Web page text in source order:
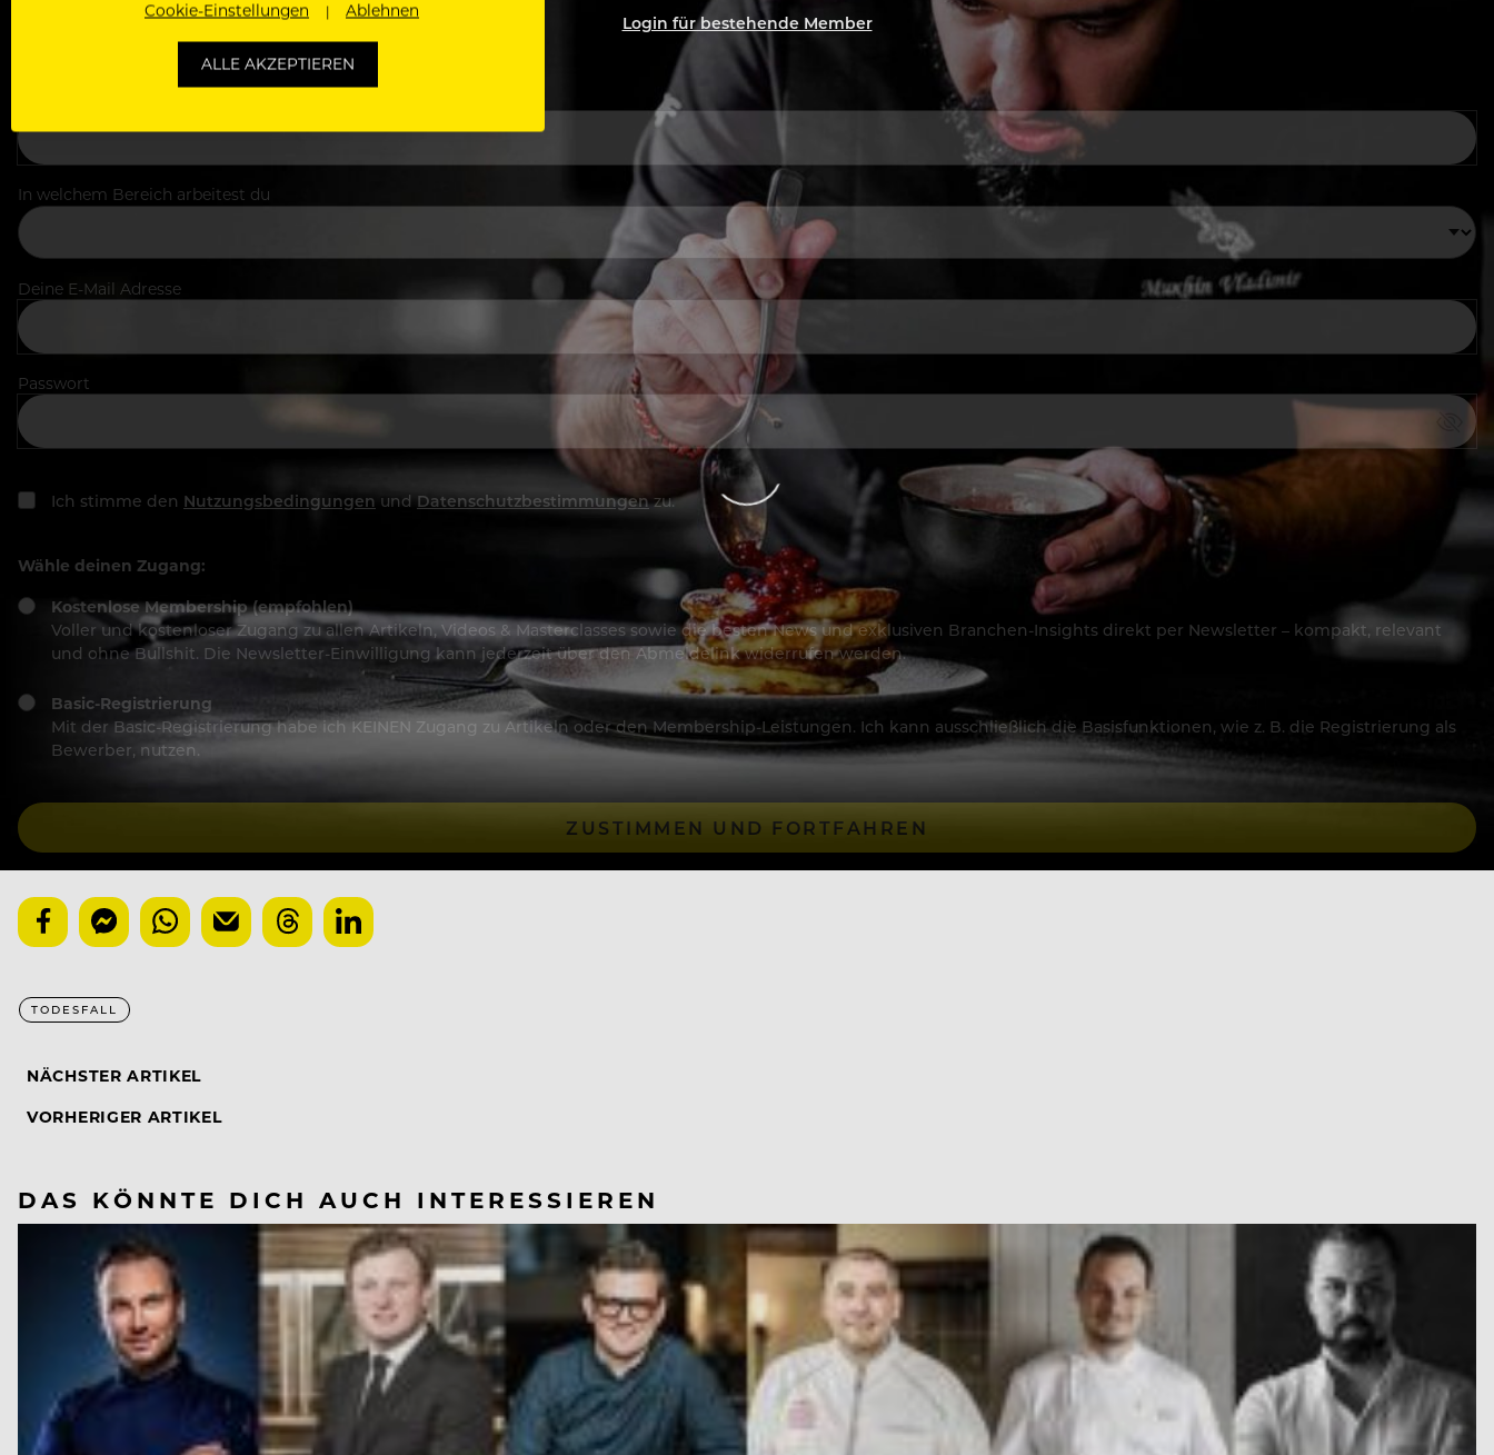
Login für bestehende Member
In welchem Bereich arbeitest du
Deine E-Mail Adresse
Passwort
Ich stimme den Nutzungsbedingungen und Datenschutzbestimmungenzu.
Wähle deinen Zugang:
Kostenlose Membership (empfohlen)
Voller und kostenloser Zugang zu allen Artikeln, Videos & Masterclasses sowie die besten News und exklusiven Branchen-Insights direkt per Newsletter – kompakt, relevant
und ohne Bullshit. Die Newsletter-Einwilligung kann jederzeit über den Abmeldelink widerrufen werden.
Basic-Registrierung
Mit der Basic-Registrierung habe ich KEINEN Zugang zu Artikeln oder den Membership-Leistungen. Ich kann ausschließlich die Basisfunktionen, wie z. B. die Registrierung als
Bewerber, nutzen.
ZUSTIMMEN UND FORTFAHREN
TODESFALL
NÄCHSTER ARTIKEL
VORHERIGER ARTIKEL
DAS KÖNNTE DICH AUCH INTERESSIEREN
Cookie-Einstellungen Ablehnen
ALLE AKZEPTIEREN